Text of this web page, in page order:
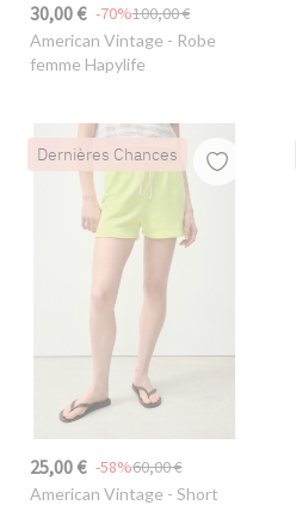
30,00 € 100,00 €
-70%
American Vintage - Robe
femme Hapylife
Dernières Chances
25,00 € 60,00 €
-58%
American Vintage - Short